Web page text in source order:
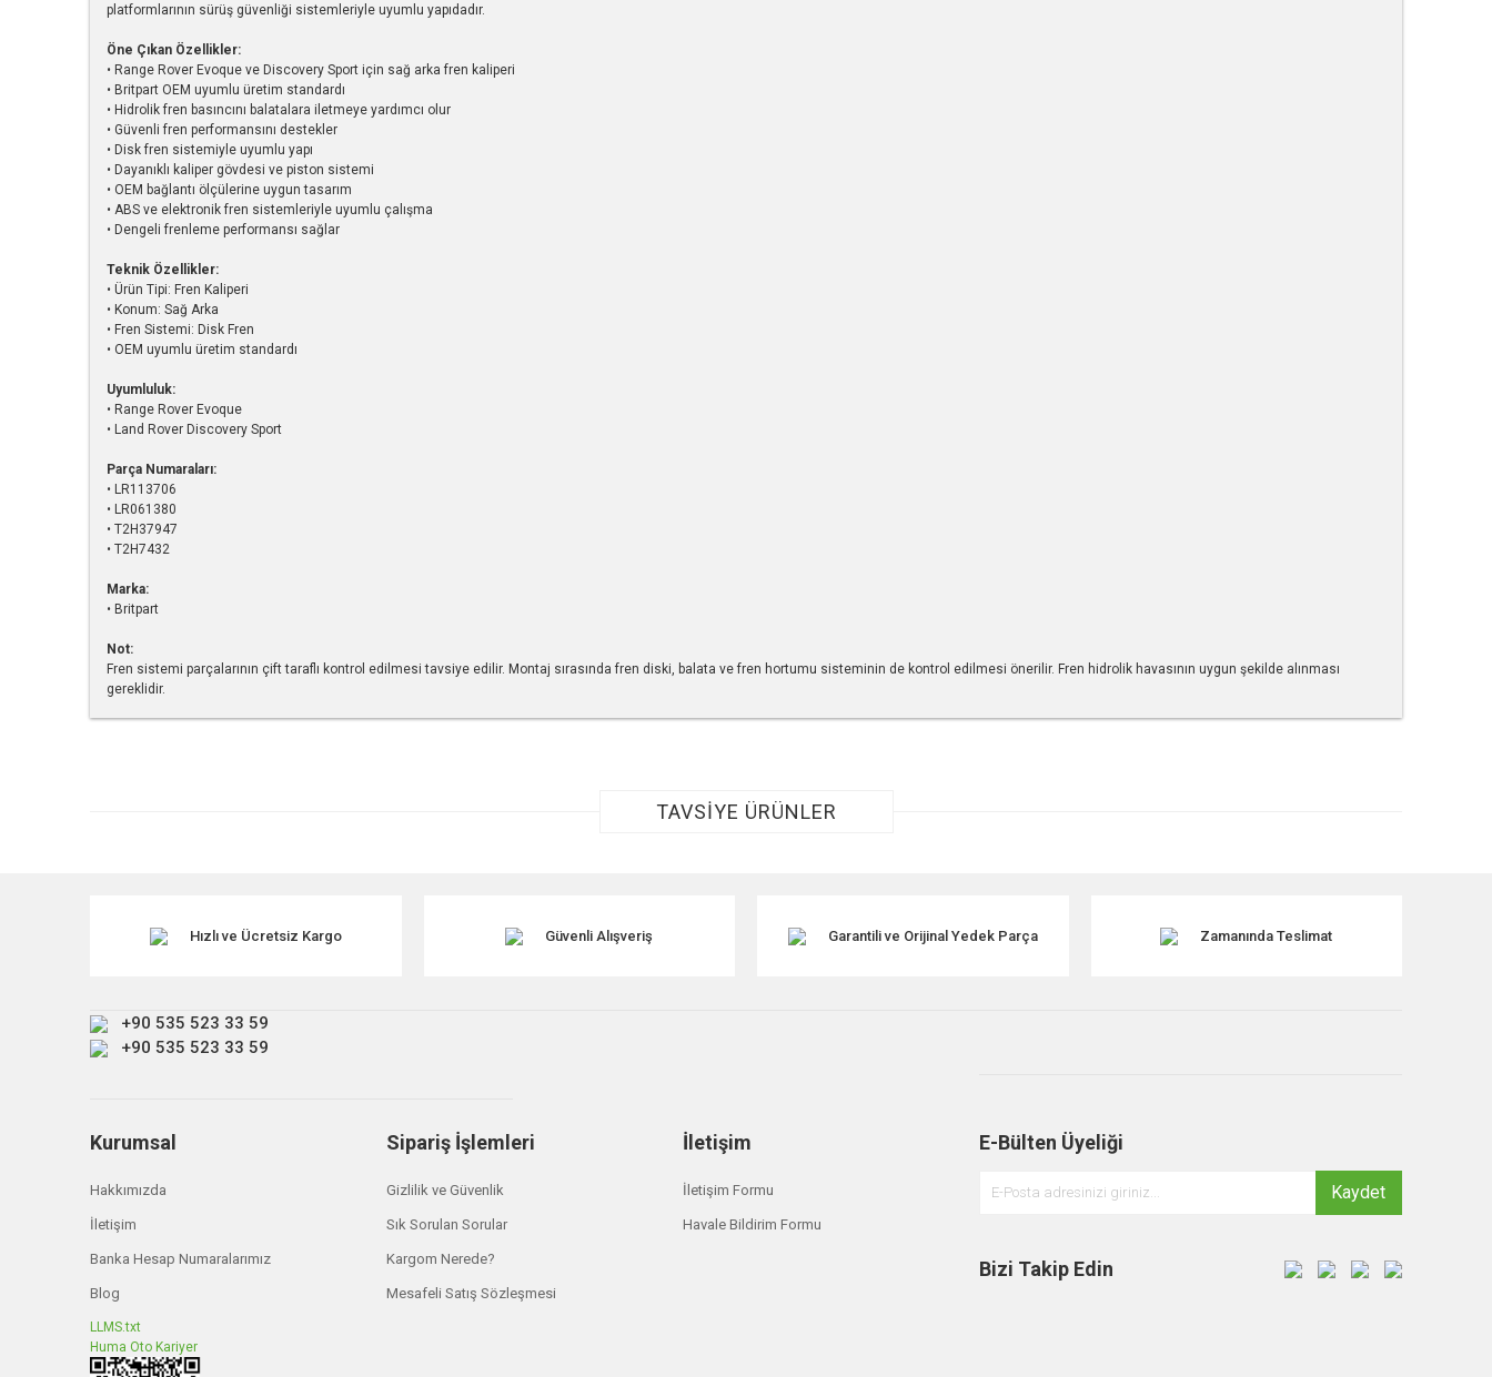
platformlarının sürüş güvenliği sistemleriyle uyumlu yapıdadır.
Öne Çıkan Özellikler:
• Range Rover Evoque ve Discovery Sport için sağ arka fren kaliperi
• Britpart OEM uyumlu üretim standardı
• Hidrolik fren basıncını balatalara iletmeye yardımcı olur
• Güvenli fren performansını destekler
• Disk fren sistemiyle uyumlu yapı
• Dayanıklı kaliper gövdesi ve piston sistemi
• OEM bağlantı ölçülerine uygun tasarım
• ABS ve elektronik fren sistemleriyle uyumlu çalışma
• Dengeli frenleme performansı sağlar
Teknik Özellikler:
• Ürün Tipi: Fren Kaliperi
• Konum: Sağ Arka
• Fren Sistemi: Disk Fren
• OEM uyumlu üretim standardı
Uyumluluk:
• Range Rover Evoque
• Land Rover Discovery Sport
Parça Numaraları:
• LR113706
• LR061380
• T2H37947
• T2H7432
Marka:
• Britpart
Not:
Fren sistemi parçalarının çift taraflı kontrol edilmesi tavsiye edilir. Montaj sırasında fren diski, balata ve fren hortumu sisteminin de kontrol edilmesi önerilir. Fren hidrolik havasının uygun şekilde alınması
gereklidir.
Bu ürüne benzer farklı alternatifler olmalı.
TAVSİYE ÜRÜNLER
Britpart
Hızlı ve Ücretsiz Kargo Güvenli Alışveriş Garantili ve Orijinal Yedek Parça Zamanında Teslimat
+90 535 523 33 59
+90 535 523 33 59
Kurumsal
Hakkımızda
İletişim
Banka Hesap Numaralarımız
Blog
LLMS.txt
Huma Oto Kariyer
Sipariş İşlemleri
Gizlilik ve Güvenlik
Sık Sorulan Sorular
Kargom Nerede?
Mesafeli Satış Sözleşmesi
İletişim
İletişim Formu
Havale Bildirim Formu
E-Bülten Üyeliği
Kaydet
Bizi Takip Edin